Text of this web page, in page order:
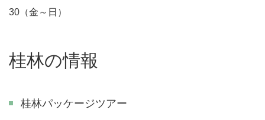
30（金～日）
桂林の情報
桂林パッケージツアー